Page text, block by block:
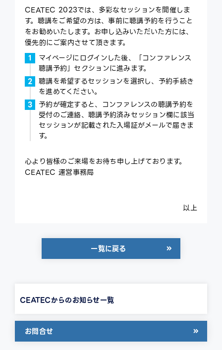
CEATEC 2023では、多彩なセッションを開催しま
す。聴講をご希望の方は、事前に聴講予約を行うこと
をお勧めいたします。お申し込みいただいた方には、
優先的にご案内させて頂きます。
マイページにログインした後、「コンファレンス
聴講予約」セクションに進みます。
聴講を希望するセッションを選択し、予約手続き
を進めてください。
予約が確定すると、コンファレンスの聴講予約を
受付のご連絡、聴講予約済みセッション欄に該当
セッションが記載された入場証がメールで届きま
す。
心より皆様のご来場をお待ち申し上げております。
CEATEC 運営事務局
以上
一覧に戻る
CEATECからのお知らせ一覧
お問合せ